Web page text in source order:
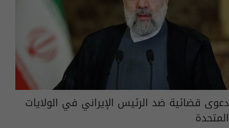
دعوى قضائية ضد الرئيس الإيراني في الولايات
المتحدة